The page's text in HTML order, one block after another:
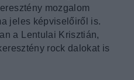
mozgalom
jeles képviselőiről is.
a Lentulai Krisztián,
rock dalokat is